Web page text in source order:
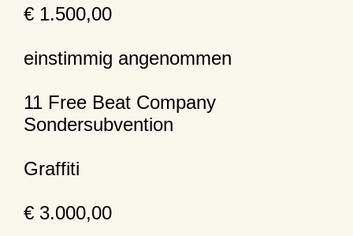
€ 1.500,00
einstimmig angenommen
11 Free Beat Company
Sondersubvention
Graffiti
€ 3.000,00